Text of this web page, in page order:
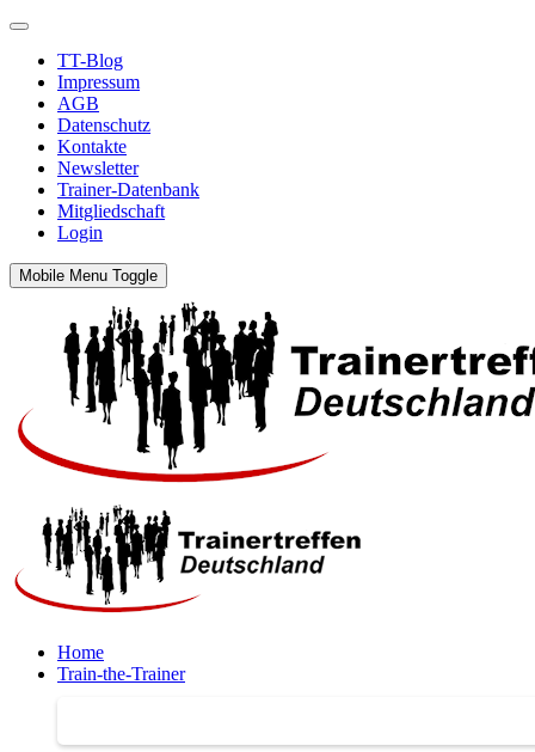
TT-Blog
Impressum
AGB
Datenschutz
Kontakte
Newsletter
Trainer-Datenbank
Mitgliedschaft
Login
Mobile Menu Toggle
Home
Train-the-Trainer